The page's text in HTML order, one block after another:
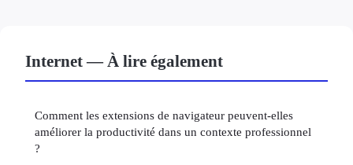
Internet — À lire également
Comment les extensions de navigateur peuvent-elles
améliorer la productivité dans un contexte professionnel
?